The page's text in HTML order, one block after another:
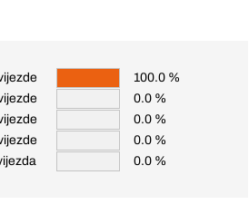
100.0 %
0.0 %
0.0 %
0.0 %
0.0 %